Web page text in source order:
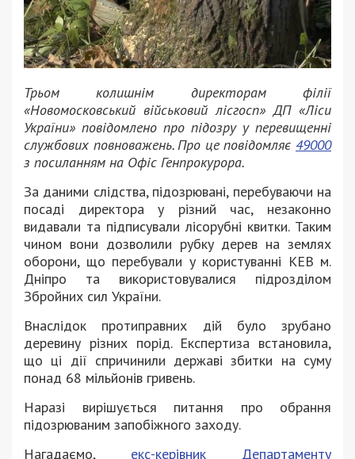
Трьом колишнім директорам філії
«Новомосковський військовий лісгосп» ДП «Ліси
України» повідомлено про підозру у перевищенні
службових повноважень. Про це повідомляє 49000
з посиланням на Офіс Генпрокурора.
За даними слідства, підозрювані, перебуваючи на
посаді директора у різний час, незаконно
видавали та підписували лісорубні квитки. Таким
чином вони дозволили рубку дерев на землях
оборони, що перебували у користуванні КЕВ м.
Дніпро та використовувалися підрозділом
Збройних сил України.
Внаслідок протиправних дій було зрубано
деревину різних порід. Експертиза встановила,
що ці дії спричинили державі збитки на суму
понад 68 мільйонів гривень.
Наразі вирішується питання про обрання
підозрюваним запобіжного заходу.
Нагадаємо, екс-керівник Департаменту